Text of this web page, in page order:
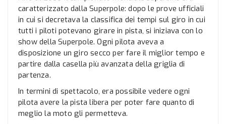
caratterizzato dalla Superpole: dopo le prove ufficiali
in cui si decretava la classifica dei tempi sul giro in cui
tutti i piloti potevano girare in pista, si iniziava con lo
show della Superpole. Ogni pilota aveva a
disposizione un giro secco per fare il miglior tempo e
partire dalla casella più avanzata della griglia di
partenza.
In termini di spettacolo, era possibile vedere ogni
pilota avere la pista libera per poter fare quanto di
meglio la moto gli permetteva.